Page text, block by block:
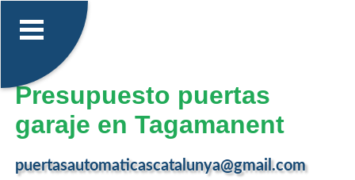
Presupuesto puertas
garaje en Tagamanent
puertasautomaticascatalunya@gmail.com